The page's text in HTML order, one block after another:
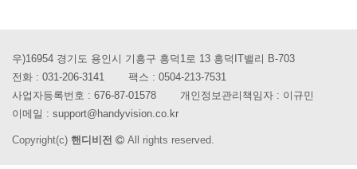
우)16954 경기도 용인시 기흥구 흥덕1로 13 흥덕IT밸리 B-703
전화 : 031-206-3141 팩스 : 0504-213-7531
사업자등록번호 : 676-87-01578
개인정보관리책임자 : 이규민
이메일 : support@handyvision.co.kr
Copyright(c) 핸디비전 All rights reserved.